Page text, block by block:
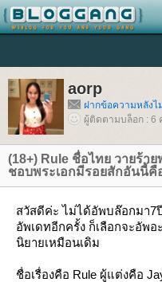
aorp
ฝากข้อความหลังไ
ผู้ติดตามบล็อก : 6
(18+) Rule ชื่อไทย วายร้า
ชอบพระเอกมีรอยสักอันนี้คื
สวัสดีค่ะ ไม่ได้อัพบล๊อกมา7
อัพเดทอีกครั้ง ก็เลือกจะอัพอ
นิยายเหมือนเดิม
ชื่อเรื่องคือ Rule ผู้แต่งคือ